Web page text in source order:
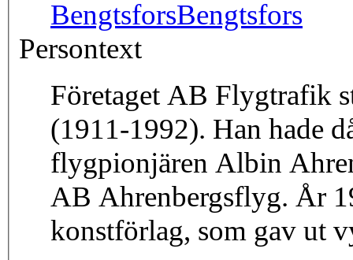
BengtsforsBengtsfors
Persontext
Företaget AB Flygtrafik
(1911-1992). Han hade
flygpionjären Albin
AB Ahrenbergsflyg. År
konstförlag, som gav ut